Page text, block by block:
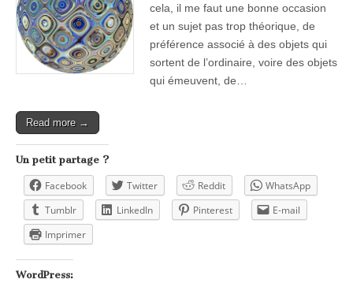
cela, il me faut une bonne occasion
et un sujet pas trop théorique, de
préférence associé à des objets qui
sortent de l’ordinaire, voire des objets
qui émeuvent, de…
Read more →
Un petit partage ?
Facebook Twitter Reddit
WhatsApp
Tumblr
LinkedIn Pinterest
E-mail
Imprimer
WordPress: